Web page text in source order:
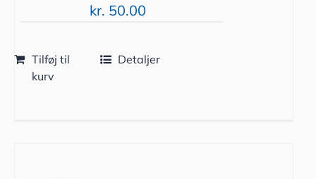
kr. 50.00
Tilføj til
kurv
Detaljer